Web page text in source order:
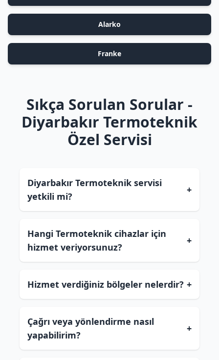
Alarko
Franke
Sıkça Sorulan Sorular -
Diyarbakır Termoteknik
Özel Servisi
Diyarbakır Termoteknik servisi
yetkili mi?
+
Hangi Termoteknik cihazlar için
hizmet veriyorsunuz?
+
Hizmet verdiğiniz bölgeler nelerdir? +
Çağrı veya yönlendirme nasıl
yapabilirim?
+